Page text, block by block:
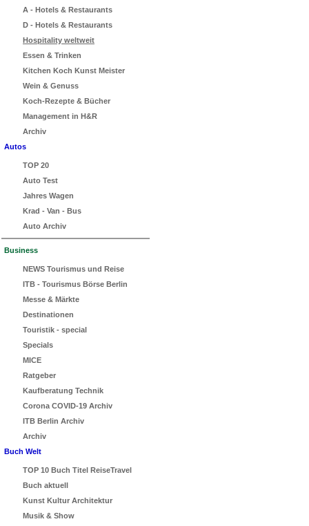
A - Hotels & Restaurants
D - Hotels & Restaurants
Hospitality weltweit
Essen & Trinken
Kitchen Koch Kunst Meister
Wein & Genuss
Koch-Rezepte & Bücher
Management in H&R
Archiv
Autos
TOP 20
Auto Test
Jahres Wagen
Krad - Van - Bus
Auto Archiv
Business
NEWS Tourismus und Reise
ITB - Tourismus Börse Berlin
Messe & Märkte
Destinationen
Touristik - special
Specials
MICE
Ratgeber
Kaufberatung Technik
Corona COVID-19 Archiv
ITB Berlin Archiv
Archiv
Buch Welt
TOP 10 Buch Titel ReiseTravel
Buch aktuell
Kunst Kultur Architektur
Musik & Show